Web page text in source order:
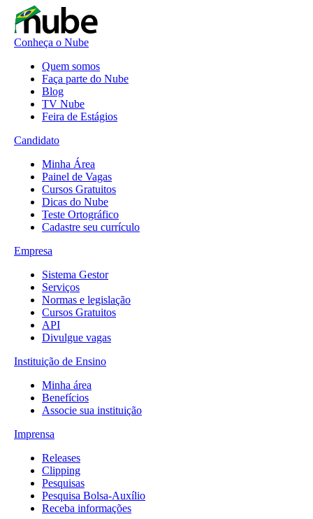
Conheça o Nube
Quem somos
Faça parte do Nube
Blog
TV Nube
Feira de Estágios
Candidato
Minha Área
Painel de Vagas
Cursos Gratuitos
Dicas do Nube
Teste Ortográfico
Cadastre seu currículo
Empresa
Sistema Gestor
Serviços
Normas e legislação
Cursos Gratuitos
API
Divulgue vagas
Instituição de Ensino
Minha área
Benefícios
Associe sua instituição
Imprensa
Releases
Clipping
Pesquisas
Pesquisa Bolsa-Auxílio
Receba informações